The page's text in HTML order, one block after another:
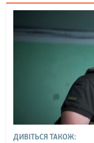
ДИВІТЬСЯ ТАКОЖ: